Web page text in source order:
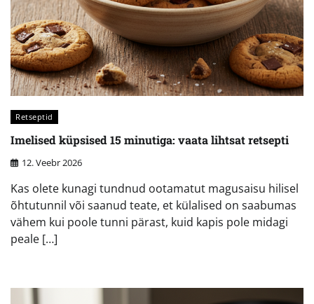
Retseptid
Imelised küpsised 15 minutiga: vaata lihtsat retsepti
12. Veebr 2026
Kas olete kunagi tundnud ootamatut magusaisu hilisel
õhtutunnil või saanud teate, et külalised on saabumas
vähem kui poole tunni pärast, kuid kapis pole midagi
peale […]